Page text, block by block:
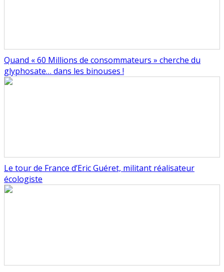
Quand « 60 Millions de consommateurs » cherche du
glyphosate… dans les binouses !
Le tour de France d’Eric Guéret, militant réalisateur
écologiste